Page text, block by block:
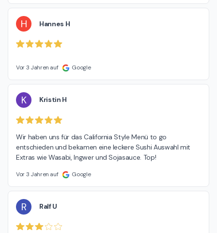
H Hannes H
Vor 3 Jahren auf Google
K Kristin H
Wir haben uns für das California Style Menü to go
entschieden und bekamen eine leckere Sushi Auswahl mit
Extras wie Wasabi, Ingwer und Sojasauce. Top!
Vor 3 Jahren auf Google
R Ralf U